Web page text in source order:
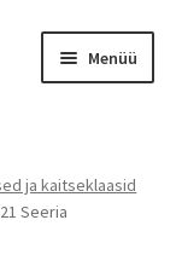
Menüü
ja kaitseklaasid
Seeria